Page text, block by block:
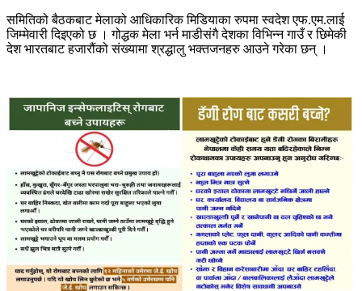
समितिको बैठकबाट मेलाको आधिकारिक मिडियाका रुपमा स्वदेश एफ.एम.लाई
जिम्मेवारी दिइएको छ । गोद्धक मेला भर्न माडीसंगै देशका विभिन्न गाउँ र छिमेकी
देश भारतबाट हजारौंको संख्यामा श्रद्धालु भक्तजनहरु आउने गरेका छन् ।